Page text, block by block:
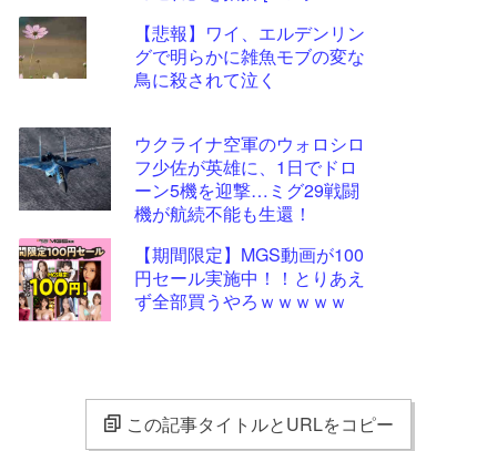
【悲報】ワイ、エルデンリン
グで明らかに雑魚モブの変な
鳥に殺されて泣く
ウクライナ空軍のウォロシロ
フ少佐が英雄に、1日でドロ
ーン5機を迎撃…ミグ29戦闘
機が航続不能も生還！
【期間限定】MGS動画が100
円セール実施中！！とりあえ
ず全部買うやろｗｗｗｗｗ
この記事タイトルとURLをコピー